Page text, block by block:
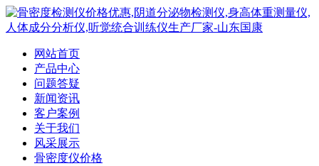
网站首页
产品中心
问题答疑
新闻资讯
客户案例
关于我们
风采展示
骨密度仪价格